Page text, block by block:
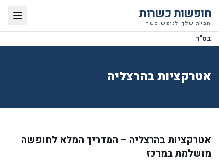
חופשות כשרות
הבית שלך לנופש כשר
בס"ד
אטרקציות בהרצליה
אטרקציות בהרצליה – המדריך המלא לחופשה
מושלמת במרכז